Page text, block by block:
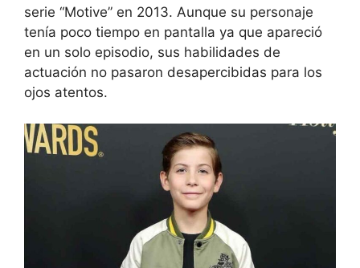
serie “Motive” en 2013. Aunque su personaje
tenía poco tiempo en pantalla ya que apareció
en un solo episodio, sus habilidades de
actuación no pasaron desapercibidas para los
ojos atentos.